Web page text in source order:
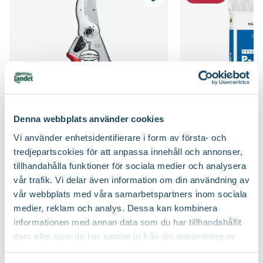
Denna webbplats använder cookies
Vi använder enhetsidentifierare i form av första- och
tredjepartscokies för att anpassa innehåll och annonser,
tillhandahålla funktioner för sociala medier och analysera
vår trafik. Vi delar även information om din användning av
vår webbplats med våra samarbetspartners inom sociala
medier, reklam och analys. Dessa kan kombinera
informationen med annan data som du har tillhandahållit
dem eller som de har samlat in från din användning av
Kvalitet - typ av planta Buskplanta
Växtsätt
Blomningstid Juni, Juli
Utmärkande egenskaper För pollinatörer, Höstfärg, Lättskött
Ursprung Himalaya - Korea och Japan
Planteringsavstånd (cc)
Näringsrik jord, Väldränerad jord
Jordprodukter
Lämpar sig för formklippning
Beskärningstid
Juli-september (JAS-perioden), På hösten, På
vårvintern
Speciell tålighet Blåsiga, öppna lägen, Stadsklimat
Felco
579:-
Välj butik
Online
Slut i lager
Till Produkten
till Sekatör Felco 4 produktsida
Hasselfors Garden
8990
Välj butik
Online